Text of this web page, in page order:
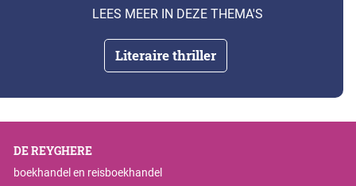
Literaire thriller
LEES MEER IN DEZE THEMA'S
DE REYGHERE
boekhandel en reisboekhandel